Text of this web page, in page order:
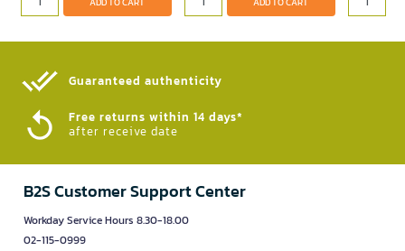
Guaranteed authenticity​
Free returns within 14 days*
after receive date
B2S Customer Support Center
Workday Service Hours 8.30-18.00
02-115-0999